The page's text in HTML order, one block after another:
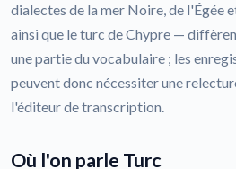
dialectes de la mer Noire, de l'Égée
ainsi que le turc de Chypre —
une partie du vocabulaire ; les
peuvent donc nécessiter une
l'éditeur de transcription.
Où l'on parle Turc